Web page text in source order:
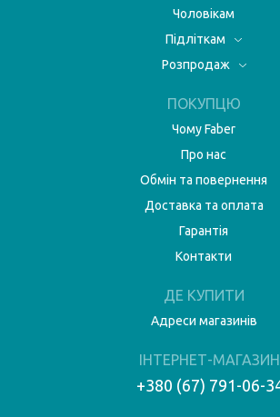
Чоловікам
Підліткам
Розпродаж
ПОКУПЦЮ
Чому Faber
Про нас
Обмін та повернення
Доставка та оплата
Гарантія
Контакти
ДЕ КУПИТИ
Адреси магазинів
ІНТЕРНЕТ-МАГАЗИН
+380 (67) 791-06-